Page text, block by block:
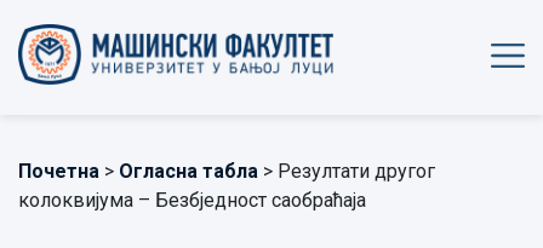
Почетна > Огласна табла > Резултати другог
колоквијума – Безбједност саобраћаја